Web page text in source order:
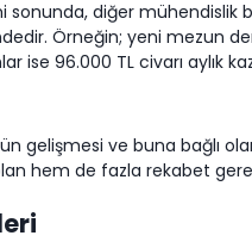
diğer mühendislik
Örneğin; yeni mezun
ise 96.000 TL civarı aylık
gelişmesi ve buna bağlı
hem de fazla rekabet